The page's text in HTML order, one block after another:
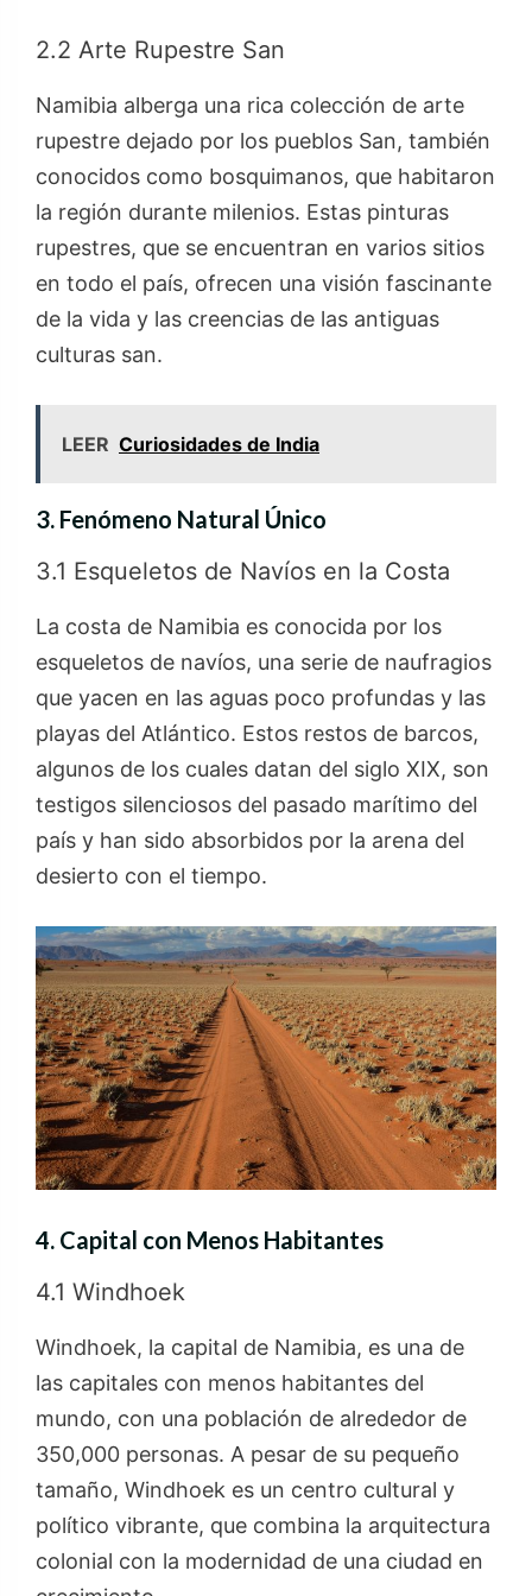
2.2 Arte Rupestre San
Namibia alberga una rica colección de arte
rupestre dejado por los pueblos San, también
conocidos como bosquimanos, que habitaron
la región durante milenios. Estas pinturas
rupestres, que se encuentran en varios sitios
en todo el país, ofrecen una visión fascinante
de la vida y las creencias de las antiguas
culturas san.
LEER Curiosidades de India
3. Fenómeno Natural Único
3.1 Esqueletos de Navíos en la Costa
La costa de Namibia es conocida por los
esqueletos de navíos, una serie de naufragios
que yacen en las aguas poco profundas y las
playas del Atlántico. Estos restos de barcos,
algunos de los cuales datan del siglo XIX, son
testigos silenciosos del pasado marítimo del
país y han sido absorbidos por la arena del
desierto con el tiempo.
4. Capital con Menos Habitantes
4.1 Windhoek
Windhoek, la capital de Namibia, es una de
las capitales con menos habitantes del
mundo, con una población de alrededor de
350,000 personas. A pesar de su pequeño
tamaño, Windhoek es un centro cultural y
político vibrante, que combina la arquitectura
colonial con la modernidad de una ciudad en